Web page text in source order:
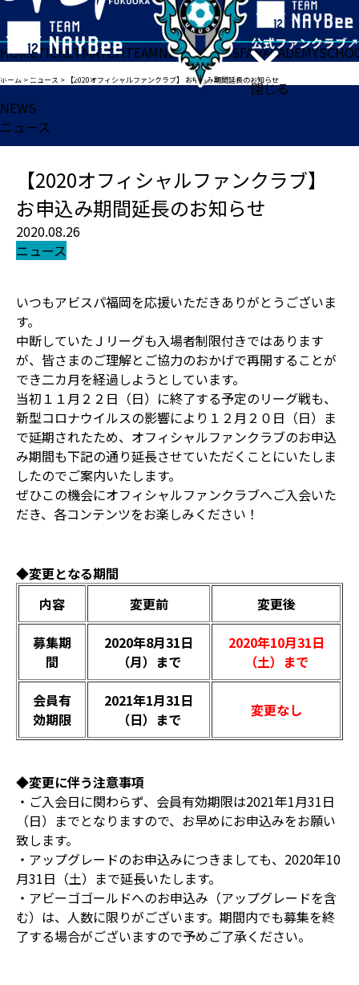
閉じる
HOMETICKETMATCHTEAMNEWSGOODSFANACADEMY
ホーム >ニュース > 【2020オフィシャルファンクラブ】 お申込み期間延長のお知らせ
NEWS
ニュース
【2020オフィシャルファンクラブ】
お申込み期間延長のお知らせ
2020.08.26
ニュース
いつもアビスパ福岡を応援いただきありがとうございま
す。
中断していたＪリーグも入場者制限付きではあります
が、皆さまのご理解とご協力のおかげで再開することが
でき二カ月を経過しようとしています。
当初１１月２２日（日）に終了する予定のリーグ戦も、
新型コロナウイルスの影響により１２月２０日（日）ま
で延期されたため、オフィシャルファンクラブのお申込
み期間も下記の通り延長させていただくことにいたしま
したのでご案内いたします。
ぜひこの機会にオフィシャルファンクラブへご入会いた
だき、各コンテンツをお楽しみください！
◆変更となる期間
内容
変更前
変更後
募集期
間
2020年8月31日
（月）まで
2020年10月31日
（土）まで
会員有
効期限
2021年1月31日
（日）まで
変更なし
◆変更に伴う注意事項
・ご入会日に関わらず、会員有効期限は2021年1月31日
（日）までとなりますので、お早めにお申込みをお願い
致します。
・アップグレードのお申込みにつきましても、2020年10
月31日（土）まで延長いたします。
・アビーゴゴールドへのお申込み（アップグレードを含
む）は、人数に限りがございます。期間内でも募集を終
了する場合がございますので予めご了承ください。